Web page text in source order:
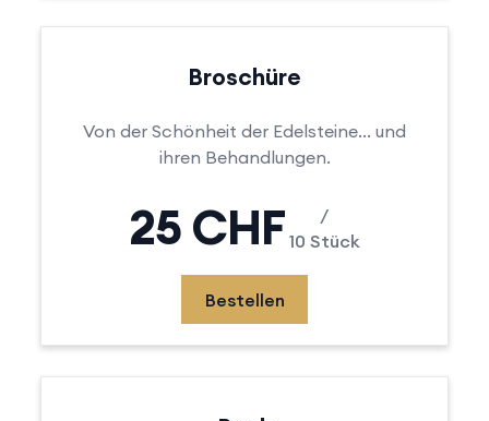
Broschüre
Von der Schönheit der Edelsteine... und
ihren Behandlungen.
25 CHF
/
10 Stück
Bestellen